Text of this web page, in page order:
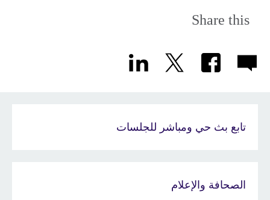
Share this
تابع بث حي ومباشر للجلسات
الصحافة والإعلام